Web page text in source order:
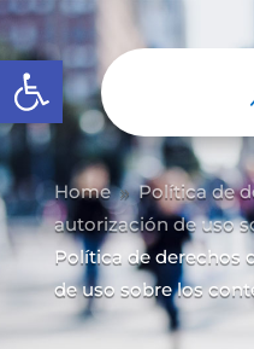
Abrir barra de
Home 9 Política de
autorización de uso
Política de derechos
de uso sobre los